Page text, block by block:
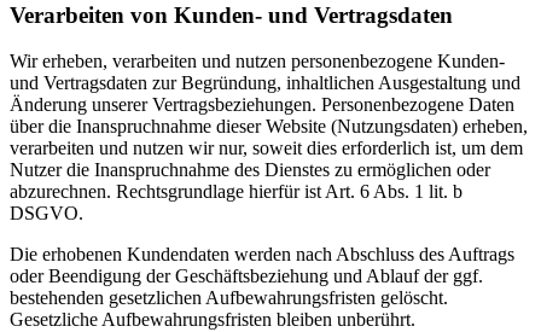
Verarbeiten von Kunden- und Vertragsdaten
Wir erheben, verarbeiten und nutzen personenbezogene Kunden-
und Vertragsdaten zur Begründung, inhaltlichen Ausgestaltung und
Änderung unserer Vertragsbeziehungen. Personenbezogene Daten
über die Inanspruchnahme dieser Website (Nutzungsdaten) erheben,
verarbeiten und nutzen wir nur, soweit dies erforderlich ist, um dem
Nutzer die Inanspruchnahme des Dienstes zu ermöglichen oder
abzurechnen. Rechtsgrundlage hierfür ist Art. 6 Abs. 1 lit. b
DSGVO.
Die erhobenen Kundendaten werden nach Abschluss des Auftrags
oder Beendigung der Geschäftsbeziehung und Ablauf der ggf.
bestehenden gesetzlichen Aufbewahrungsfristen gelöscht.
Gesetzliche Aufbewahrungsfristen bleiben unberührt.